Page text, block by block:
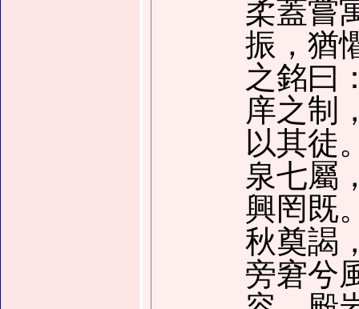
柔蓋嘗
振，猶
之銘曰
庠之制
以其徒
泉七屬
興罔既
秋奠謁
旁窘兮